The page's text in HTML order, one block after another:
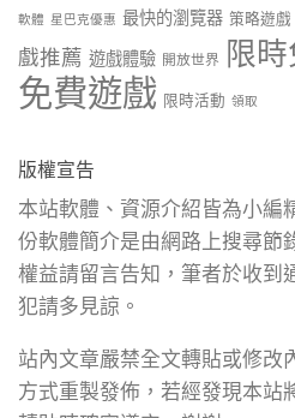
軟體 星巴克優惠 最快的瀏覽器 策略遊戲
戲推薦 遊戲體驗 開放世界 限
免費遊戲 限時活動 領取
版權宣告
本站軟體、資源介紹皆為小編
份軟體簡介是由網路上搜尋節
權益請留言告知，筆者於收到
犯請多見諒。
站內文章嚴禁全文轉貼或修改
方式重製發佈，若經發現本站